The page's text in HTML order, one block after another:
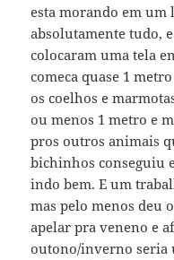
esta morando em um
absolutamente tudo,
colocaram uma tela
comeca quase 1
os coelhos e
ou menos 1 metro e
pros outros animais
bichinhos conseguiu
indo bem. E um
mas pelo menos deu
apelar pra veneno e
outono/inverno seria